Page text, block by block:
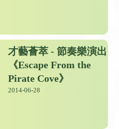
才藝薈萃 - 節奏樂演出
《Escape From the
Pirate Cove》
2014-06-28